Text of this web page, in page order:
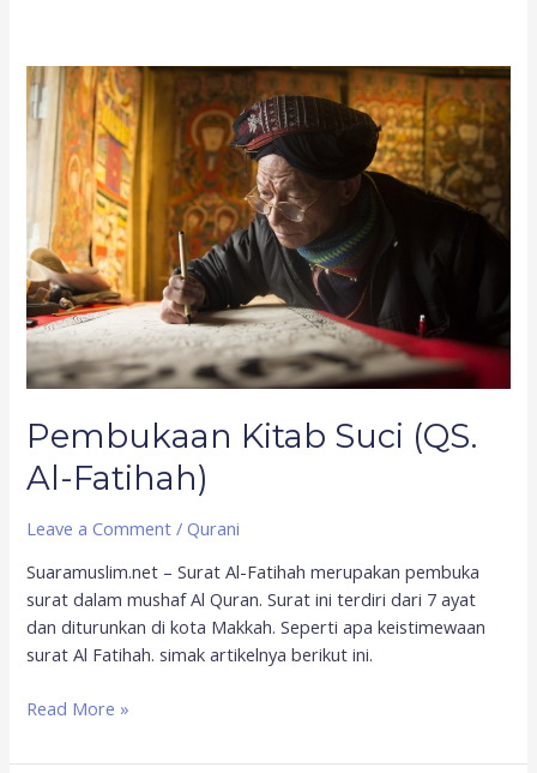
Pembukaan Kitab Suci (QS.
Al-Fatihah)
Leave a Comment /Qurani
Suaramuslim.net – Surat Al-Fatihah merupakan pembuka
surat dalam mushaf Al Quran. Surat ini terdiri dari 7 ayat
dan diturunkan di kota Makkah. Seperti apa keistimewaan
surat Al Fatihah. simak artikelnya berikut ini.
Pembukaan
Kitab
Suci
(QS.
Fatihah)
Read More »